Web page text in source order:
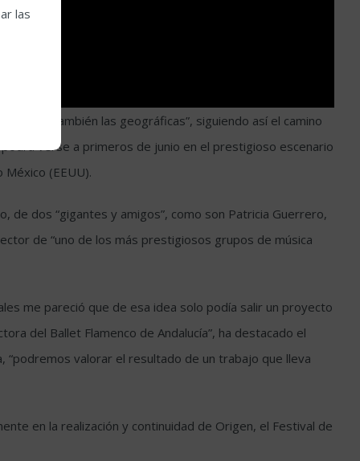
sino también las geográficas”, siguiendo así el camino
verse a primeros de junio en el prestigioso escenario
(EEUU).
de dos “gigantes y amigos”, como son Patricia Guerrero,
de “uno de los más prestigiosos grupos de música
me pareció que de esa idea solo podía salir un proyecto
del Ballet Flamenco de Andalucía”, ha destacado el
valorar el resultado de un trabajo que lleva
en la realización y continuidad de Origen, el Festival de
las